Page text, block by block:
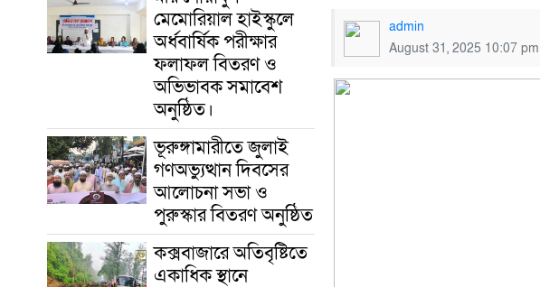
মেমোরিয়াল হাইস্কুলে
অর্ধবার্ষিক পরীক্ষার
ফলাফল বিতরণ ও
অভিভাবক সমাবেশ
অনুষ্ঠিত।
ভূরুঙ্গামারীতে জুলাই
গণঅভ্যুত্থান দিবসের
আলোচনা সভা ও
পুরুস্কার বিতরণ অনুষ্ঠিত
কক্সবাজারে অতিবৃষ্টিতে
একাধিক স্থানে
admin
August 31, 2025 10:07 pm